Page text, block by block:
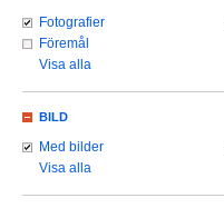
Fotografier
Föremål
Visa alla
BILD
Med bilder
Visa alla